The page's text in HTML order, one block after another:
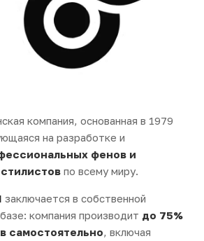
компания, основанная в 1979
на разработке и
фенов и
по всему миру.
заключается в собственной
компания производит до 75%
самостоятельно , включая